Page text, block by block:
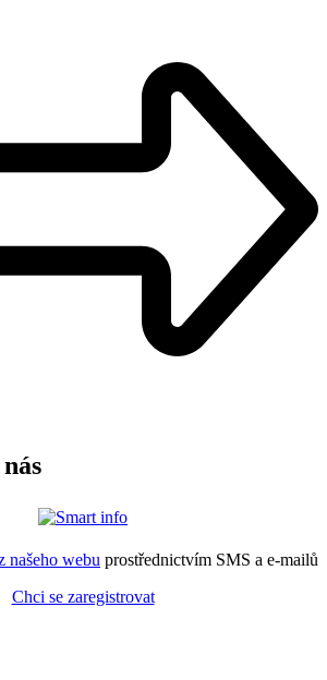
našeho webu prostřednictvím SMS a e-mailů
Chci se zaregistrovat